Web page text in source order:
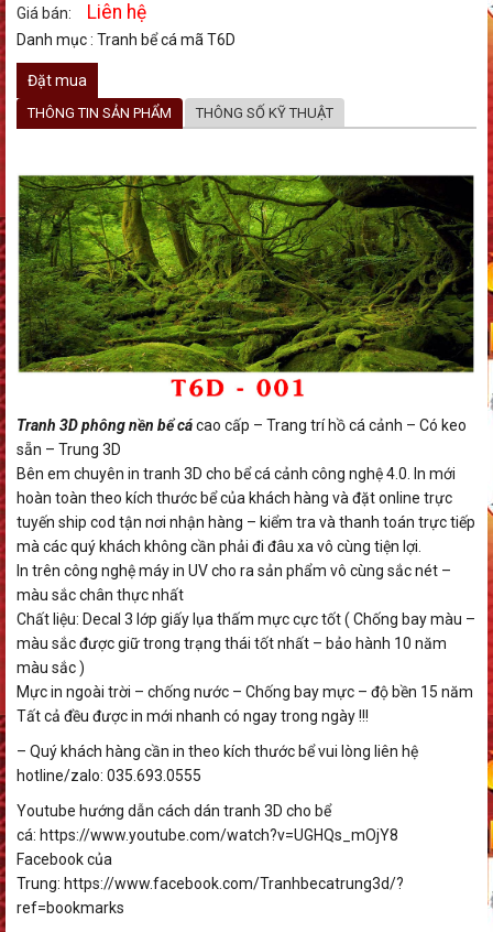
Giá bán: Liên hệ
Danh mục : Tranh bể cá mã T6D
Đặt mua
THÔNG TIN SẢN PHẨM THÔNG SỐ KỸ THUẬT
Tranh 3D phông nền bể cácao cấp – Trang trí hồ cá cảnh – Có keo
sẵn – Trung 3D
Bên em chuyên in tranh 3D cho bể cá cảnh công nghệ 4.0. In mới
hoàn toàn theo kích thước bể của khách hàng và đặt online trực
tuyến ship cod tận nơi nhận hàng – kiểm tra và thanh toán trực tiếp
mà các quý khách không cần phải đi đâu xa vô cùng tiện lợi.
In trên công nghệ máy in UV cho ra sản phẩm vô cùng sắc nét –
màu sắc chân thực nhất
Chất liệu: Decal 3 lớp giấy lụa thấm mực cực tốt ( Chống bay màu –
màu sắc được giữ trong trạng thái tốt nhất – bảo hành 10 năm
màu sắc )
Mực in ngoài trời – chống nước – Chống bay mực – độ bền 15 năm
Tất cả đều được in mới nhanh có ngay trong ngày !!!
– Quý khách hàng cần in theo kích thước bể vui lòng liên hệ
hotline/zalo: 035.693.0555
Youtube hướng dẫn cách dán tranh 3D cho bể
cá: https://www.youtube.com/watch?v=UGHQs_mOjY8
Facebook của
Trung: https://www.facebook.com/Tranhbecatrung3d/?
ref=bookmarks